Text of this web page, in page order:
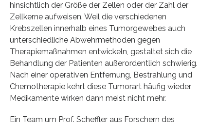
hinsichtlich der Größe der Zellen oder der Zahl der
Zellkerne aufweisen. Weil die verschiedenen
Krebszellen innerhalb eines Tumorgewebes auch
unterschiedliche Abwehrmethoden gegen
Therapiemaßnahmen entwickeln, gestaltet sich die
Behandlung der Patienten außerordentlich schwierig.
Nach einer operativen Entfernung, Bestrahlung und
Chemotherapie kehrt diese Tumorart häufig wieder,
Medikamente wirken dann meist nicht mehr.
Ein Team um Prof. Scheffler aus Forschern des